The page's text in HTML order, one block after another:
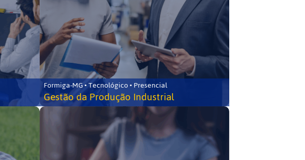
Formiga-MG • Tecnológico • Presencial
Gestão da Produção Industrial